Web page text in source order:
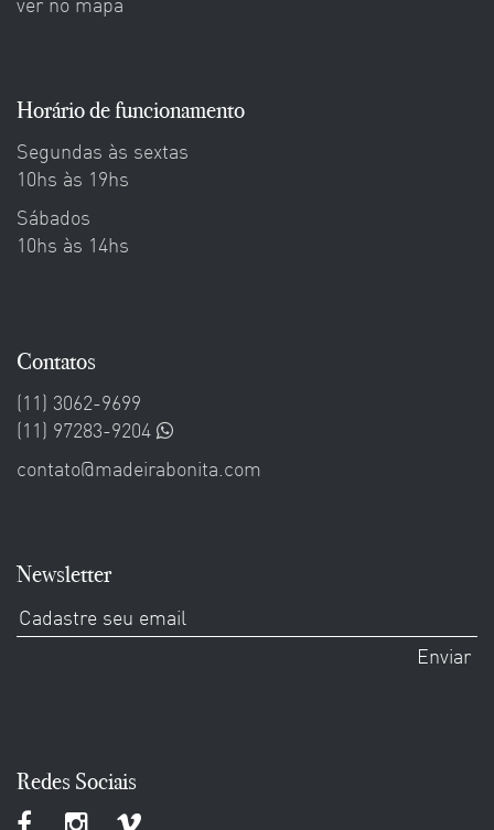
ver no mapa
Horário de funcionamento
Segundas às sextas
10hs às 19hs
Sábados
10hs às 14hs
Contatos
(11) 3062-9699
(11) 97283-9204
contato@madeirabonita.com
Newsletter
Redes Sociais